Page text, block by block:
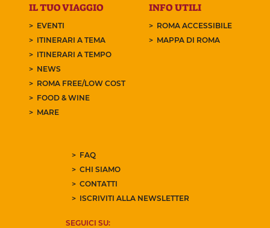
IL TUO VIAGGIO
EVENTI
ITINERARI A TEMA
ITINERARI A TEMPO
NEWS
ROMA FREE/LOW COST
FOOD & WINE
MARE
INFO UTILI
ROMA ACCESSIBILE
MAPPA DI ROMA
FAQ
CHI SIAMO
CONTATTI
ISCRIVITI ALLA NEWSLETTER
SEGUICI SU: